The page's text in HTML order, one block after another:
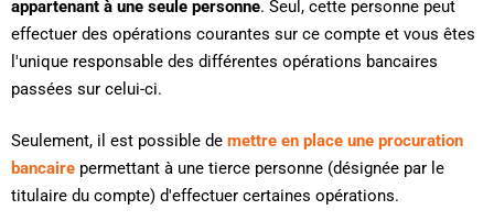
appartenant à une seule personne. Seul, cette personne peut
effectuer des opérations courantes sur ce compte et vous êtes
l'unique responsable des différentes opérations bancaires
passées sur celui-ci.
Seulement, il est possible de mettre en place une procuration
bancaire permettant à une tierce personne (désignée par le
titulaire du compte) d'effectuer certaines opérations.